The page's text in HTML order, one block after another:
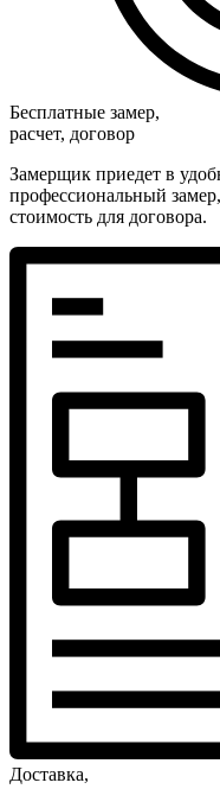
Бесплатные замер,
расчет, договор
Замерщик приедет в
профессиональный
стоимость для договора.
Доставка,